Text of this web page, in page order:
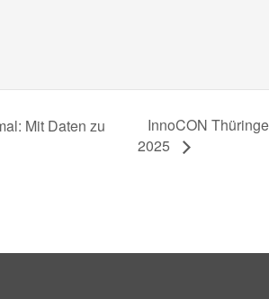
Mit Daten zu
InnoCON
2025